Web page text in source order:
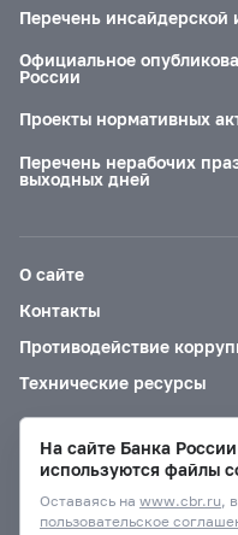
Перечень
Официальное
России
Проекты нормативных
Перечень нерабочих
выходных дней
О сайте
Контакты
Противодействие
Технические ресурсы
Версия для
На сайте Банка России
используются файлы
Оставаясь на www.cbr.ru,
пользовательское